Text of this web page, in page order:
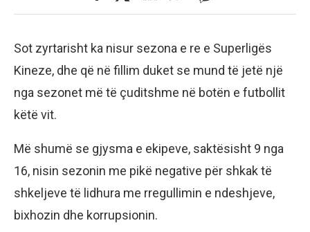
Sot zyrtarisht ka nisur sezona e re e Superligës
Kineze, dhe që në fillim duket se mund të jetë një
nga sezonet më të çuditshme në botën e futbollit
këtë vit.
Më shumë se gjysma e ekipeve, saktësisht 9 nga
16, nisin sezonin me pikë negative për shkak të
shkeljeve të lidhura me rregullimin e ndeshjeve,
bixhozin dhe korrupsionin.